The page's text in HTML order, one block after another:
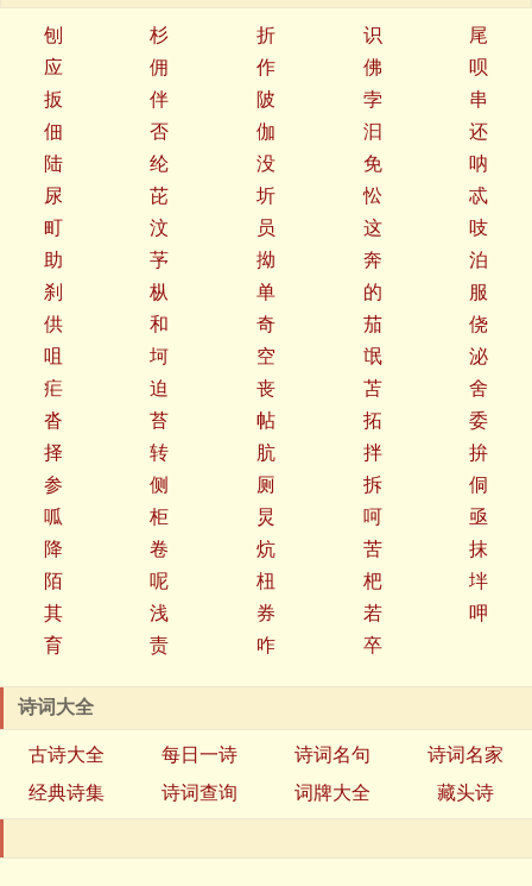
刨 杉 折 识
尾
应
佣 作 佛
呗
扳
伴 陂 孛
串
佃
否 伽 汩
还
陆
纶 没 免
呐
尿
芘 圻 忪
忒
町
汶 员 这
吱
助
芧 拗 奔
泊
刹
枞 单 的
服
供
和 奇 茄
侥
咀
坷 空 氓
泌
疟
迫 丧 苫
舍
沓
苔 帖 拓
委
择
转 肮 拌
拚
参
侧 厕 拆
侗
呱
柜 炅 呵
亟
降
卷 炕 苦
抹
陌
呢 杻 杷
坢
其
浅 券 若
呷
育
责 咋 卒
诗词大全
古诗大全 每日一诗 诗词名句
诗词名家
经典诗集
诗词查询 词牌大全 藏头诗